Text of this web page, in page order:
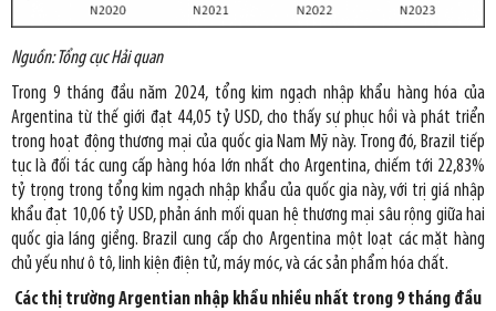
Nguồn: Tổng cục Hải quan
Trong 9 tháng đầu năm 2024, tổng kim ngạch nhập khẩu hàng hóa của
Argentina từ thế giới đạt 44,05 tỷ USD, cho thấy sự phục hồi và phát triển
trong hoạt động thương mại của quốc gia Nam Mỹ này. Trong đó, Brazil tiếp
tục là đối tác cung cấp hàng hóa lớn nhất cho Argentina, chiếm tới 22,83%
tỷ trọng trong tổng kim ngạch nhập khẩu của quốc gia này, với trị giá nhập
khẩu đạt 10,06 tỷ USD, phản ánh mối quan hệ thương mại sâu rộng giữa hai
quốc gia láng giềng. Brazil cung cấp cho Argentina một loạt các mặt hàng
chủ yếu như ô tô, linh kiện điện tử, máy móc, và các sản phẩm hóa chất.
Các thị trường Argentian nhập khẩu nhiều nhất trong 9 tháng đầu